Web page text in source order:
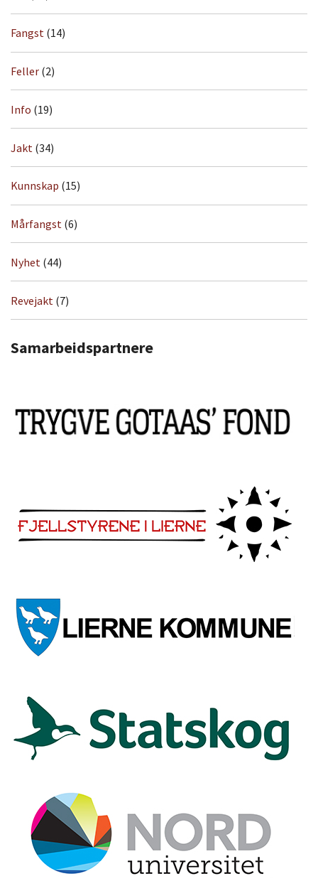
Fangst (14)
Feller (2)
Info (19)
Jakt (34)
Kunnskap (15)
Mårfangst (6)
Nyhet (44)
Revejakt (7)
Samarbeidspartnere